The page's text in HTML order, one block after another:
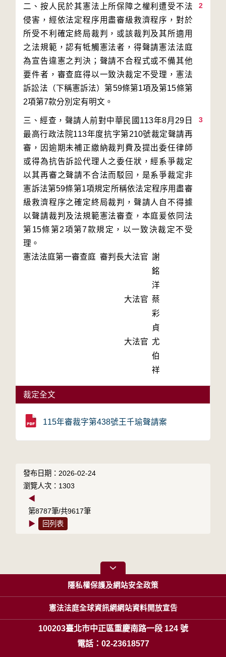
2
二、按人民於其憲法上所保障之權利遭受不法
侵害，經依法定程序用盡審級救濟程序，對於
所受不利確定終局裁判，或該裁判及其所適用
之法規範，認有牴觸憲法者，得聲請憲法法庭
為宣告違憲之判決；聲請不合程式或不備其他
要件者，審查庭得以一致決裁定不受理，憲法
訴訟法（下稱憲訴法）第59條第1項及第15條第
3
三、經查，聲請人前對中華民國113年8月29日
最高行政法院113年度抗字第210號裁定聲請再
審，因逾期未補正繳納裁判費及提出委任律師
或得為抗告訴訟代理人之委任狀，經系爭裁定
以其再審之聲請不合法而駁回，是系爭裁定非
憲訴法第59條第1項規定所稱依法定程序用盡審
級救濟程序之確定終局裁判，聲請人自不得據
以聲請裁判及法規範憲法審查，本庭爰依同法
第15條第2項第7款規定，以一致決裁定不受
理。
憲法法庭第一審查庭 審判長大法官 謝
銘
洋
大法官 蔡
彩
貞
大法官 尤
伯
祥
裁定全文
115年審裁字第438號王千瑜聲請案
發布日期：2026-02-24
瀏覽人次：1303
◀
第8787筆/共9617筆
▶
回列表
隱私權保護及網站安全政策
憲法法庭全球資訊網網站資料開放宣告
100203臺北市中正區重慶南路一段 124 號
電話：02-23618577